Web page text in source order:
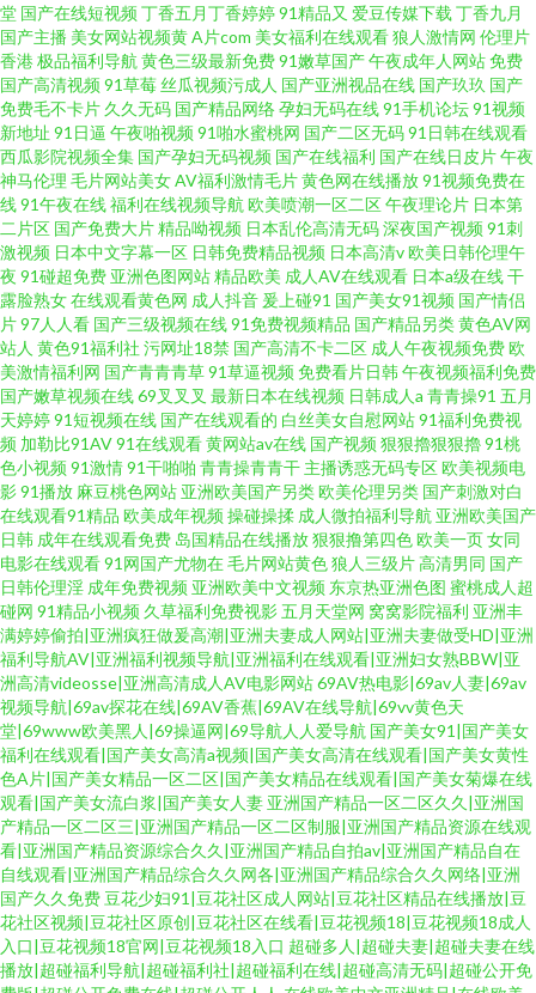
堂 国产在线短视频丁香五月丁香婷婷91精品又 爱豆传媒下载 丁香九月
国产主播 美女网站视频黄A片com 美女福利在线观看狼人激情网 伦理片
香港极品福利导航 黄色三级最新免费91嫩草国产午夜成年人网站免费
国产高清视频91草莓丝瓜视频污成人 国产亚洲视品在线 国产玖玖 国产
免费毛不卡片 久久无码 国产精品网络孕妇无码在线91手机论坛91视频
新地址 91日逼 午夜啪视频91啪水蜜桃网 国产二区无码91日韩在线观看
西瓜影院视频全集 国产孕妇无码视频 国产在线福利 国产在线日皮片午夜
神马伦理 毛片网站美女AV福利激情毛片黄色网在线播放91视频免费在
线91午夜在线福利在线视频导航 欧美喷潮一区二区午夜理论片 日本第
二片区 国产免费大片精品呦视频 日本乱伦高清无码深夜国产视频91刺
激视频 日本中文字幕一区 日韩免费精品视频 日本高清v欧美日韩伦理午
夜 91碰超免费 亚洲色图网站精品欧美 成人AV在线观看 日本a级在线干
露脸熟女在线观看黄色网 成人抖音 爰上碰91 国产美女91视频 国产情侣
片97人人看 国产三级视频在线91免费视频精品 国产精品另类黄色AV网
站人 黄色91福利社 污网址18禁 国产高清不卡二区 成人午夜视频免费欧
美激情福利网 国产青青青草91草逼视频免费看片日韩午夜视频福利免费
国产嫩草视频在线69叉叉叉 最新日本在线视频 日韩成人a 青青操91 五月
天婷婷91短视频在线 国产在线观看的 白丝美女自慰网站91福利免费视
频 加勒比91AV91在线观看黄网站av在线 国产视频狠狠擼狠狠擼91桃
色小视频91激情91干啪啪 青青操青青干 主播诱惑无码专区欧美视频电
影91播放 麻豆桃色网站 亚洲欧美国产另类欧美伦理另类 国产刺激对白
在线观看91精品 欧美成年视频操碰操揉 成人微拍福利导航 亚洲欧美国产
日韩 成年在线观看免费 岛国精品在线播放狠狠撸第四色欧美一页女同
电影在线观看91网国产尤物在毛片网站黄色狼人三级片高清男同 国产
日韩伦理淫 成年免费视频 亚洲欧美中文视频 东京热亚洲色图 蜜桃成人超
碰网 91精品小视频 久草福利免费视影五月天堂网 窝窝影院福利 亚洲丰
满婷婷偷拍|亚洲疯狂做爰高潮|亚洲夫妻成人网站|亚洲夫妻做受HD|亚洲
福利导航AV|亚洲福利视频导航|亚洲福利在线观看|亚洲妇女熟BBW|亚
洲高清videosse|亚洲高清成人AV电影网站69AV热电影|69av人妻|69av
视频导航|69av探花在线|69AV香蕉|69AV在线导航|69vv黄色天
堂|69www欧美黑人|69操逼网|69导航人人爱导航 国产美女91|国产美女
福利在线观看|国产美女高清a视频|国产美女高清在线观看|国产美女黄性
色A片|国产美女精品一区二区|国产美女精品在线观看|国产美女菊爆在线
观看|国产美女流白浆|国产美女人妻 亚洲国产精品一区二区久久|亚洲国
产精品一区二区三|亚洲国产精品一区二区制服|亚洲国产精品资源在线观
看|亚洲国产精品资源综合久久|亚洲国产精品自拍av|亚洲国产精品自在
自线观看|亚洲国产精品综合久久网各|亚洲国产精品综合久久网络|亚洲
国产久久免费 豆花少妇91|豆花社区成人网站|豆花社区精品在线播放|豆
花社区视频|豆花社区原创|豆花社区在线看|豆花视频18|豆花视频18成人
入口|豆花视频18官网|豆花视频18入口 超碰多人|超碰夫妻|超碰夫妻在线
播放|超碰福利导航|超碰福利社|超碰福利在线|超碰高清无码|超碰公开免